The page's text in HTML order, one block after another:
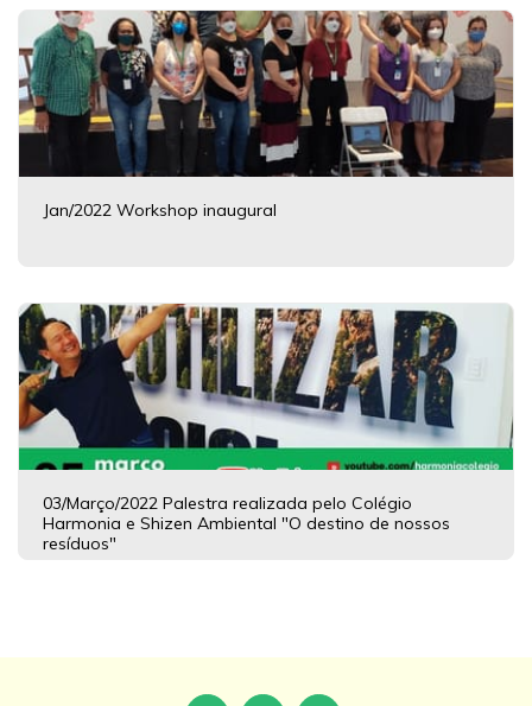
Jan/2022 Workshop inaugural
03/Março/2022 Palestra realizada pelo Colégio
Harmonia e Shizen Ambiental "O destino de nossos
resíduos"